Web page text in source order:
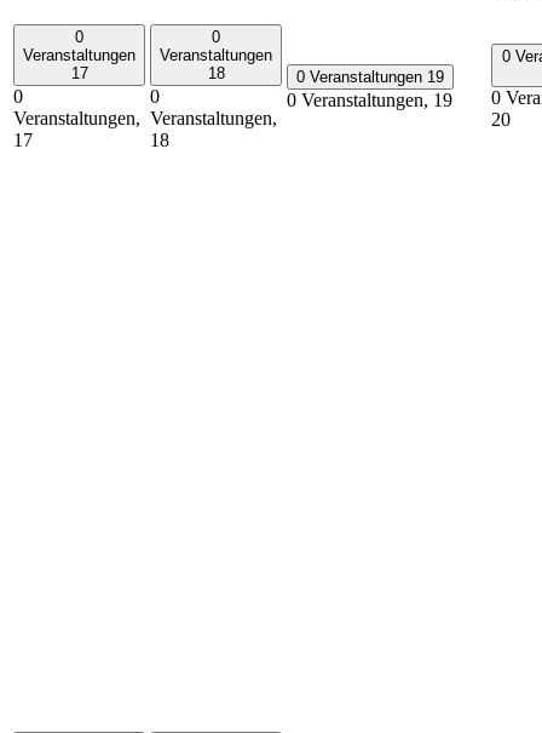
0
Veranstaltungen
17
0
Veranstaltungen,
17
0
Veranstaltungen
18
0
Veranstaltungen,
18
0 Veranstaltungen 19
0 Veranstaltungen, 19
0
0
20